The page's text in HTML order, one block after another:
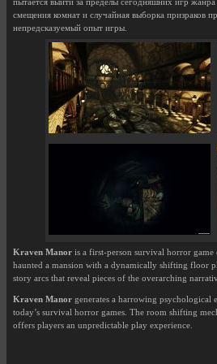
пытается выйти за пределы сегодняшних игр
смещения комнат и случайная выборка призраков
непредсказуемый опыт игры.
Kraven Manor is a first-person survival horror
haunted a mansion with a dynamically shifting floor
story arcs that reveal pieces of the overarching
Kraven Manor generates a harrowing psychological
today’s survival horror games. The room shifting
offers players an unpredictable play experience.